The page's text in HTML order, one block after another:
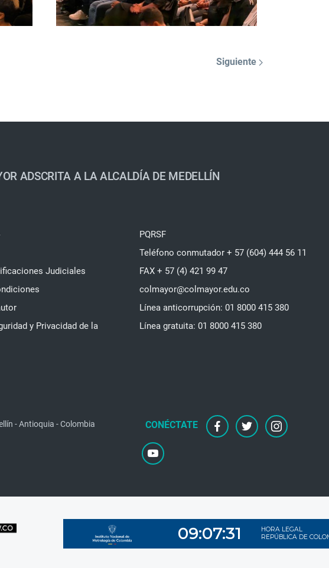
Siguiente
ADSCRITA A LA ALCALDÍA DE MEDELLÍN
Judiciales
y Privacidad de la
PQRSF
Teléfono conmutador + 57 (604) 444 56 11
FAX + 57 (4) 421 99 47
colmayor@colmayor.edu.co
Línea anticorrupción: 01 8000 415 380
Línea gratuita: 01 8000 415 380
- Antioquia - Colombia